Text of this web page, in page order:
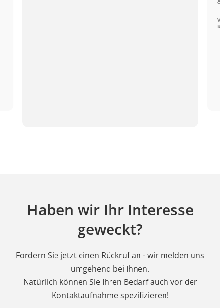
Haben wir Ihr Interesse
geweckt?
Fordern Sie jetzt einen Rückruf an - wir melden uns
umgehend bei Ihnen.
Natürlich können Sie Ihren Bedarf auch vor der
Kontaktaufnahme spezifizieren!